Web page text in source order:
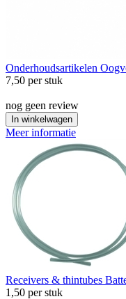
Onderhoudsartikelen
7,50 per stuk
nog geen review
In winkelwagen
Meer informatie
Receivers & thintubes
1,50 per stuk